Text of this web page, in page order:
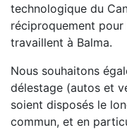
technologique du
réciproquement
travaillent à Balma.
Nous souhaitons
délestage (autos et
soient disposés le
commun, et en